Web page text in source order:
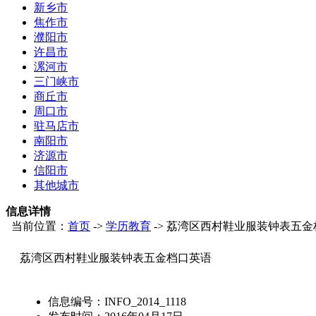
新乡市
焦作市
濮阳市
许昌市
漯河市
三门峡市
商丘市
周口市
驻马店市
南阳市
济源市
信阳市
其他城市
信息详情
当前位置： 首页 -> 学历教育 -> 荔湾区西村鞋业服装钟表五
荔湾区西村鞋业服装钟表五金档口英语
信息编号： INFO_2014_1118